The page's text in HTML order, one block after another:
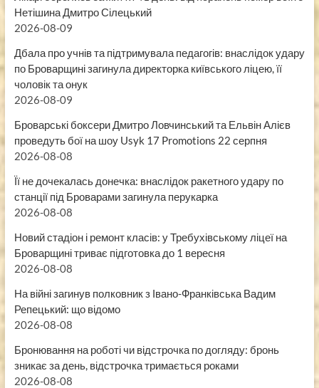
Нетішина Дмитро Сілецький
2026-08-09
Дбала про учнів та підтримувала педагогів: внаслідок удару
по Броварщині загинула директорка київського ліцею, її
чоловік та онук
2026-08-09
Броварські боксери Дмитро Ловчинський та Ельвін Алієв
проведуть бої на шоу Usyk 17 Promotions 22 серпня
2026-08-08
Її не дочекалась донечка: внаслідок ракетного удару по
станції під Броварами загинула перукарка
2026-08-08
Новий стадіон і ремонт класів: у Требухівському ліцеї на
Броварщині триває підготовка до 1 вересня
2026-08-08
На війні загинув полковник з Івано-Франківська Вадим
Репецький: що відомо
2026-08-08
Бронювання на роботі чи відстрочка по догляду: бронь
зникає за день, відстрочка тримається роками
2026-08-08